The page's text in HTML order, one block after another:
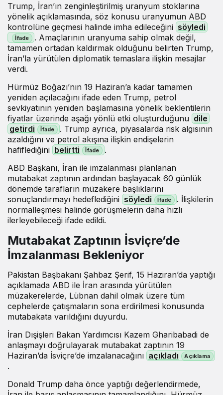
Trump, İran’ın zenginleştirilmiş uranyum stoklarına
yönelik açıklamasında, söz konusu uranyumun ABD
kontrolüne geçmesi halinde imha edileceğini söyledi
. Amaçlarının uranyuma sahip olmak değil,
tamamen ortadan kaldırmak olduğunu belirten Trump,
İran’la yürütülen diplomatik temaslara ilişkin mesajlar
verdi.
Hürmüz Boğazı’nın 19 Haziran’a kadar tamamen
yeniden açılacağını ifade eden Trump, petrol
sevkiyatının yeniden başlamasına yönelik beklentilerin
fiyatlar üzerinde aşağı yönlü etki oluşturduğunu dile
getirdi
. Trump ayrıca, piyasalarda risk algısının
azaldığını ve petrol akışına ilişkin endişelerin
hafiflediğini belirtti
.
ABD Başkanı, İran ile imzalanması planlanan
mutabakat zaptının ardından başlayacak 60 günlük
dönemde tarafların müzakere başlıklarını
sonuçlandırmayı hedeflediğini söyledi
. İlişkilerin
normalleşmesi halinde görüşmelerin daha hızlı
ilerleyebileceği ifade edildi.
Mutabakat Zaptının İsviçre’de
İmzalanması Bekleniyor
Pakistan Başbakanı Şahbaz Şerif, 15 Haziran’da yaptığı
açıklamada ABD ile İran arasında yürütülen
müzakerelerde, Lübnan dahil olmak üzere tüm
cephelerde çatışmaların sona erdirilmesi konusunda
mutabakata varıldığını duyurdu.
İran Dışişleri Bakan Yardımcısı Kazem Gharibabadi de
anlaşmayı doğrulayarak mutabakat zaptının 19
Haziran’da İsviçre’de imzalanacağını açıkladı
.
Donald Trump daha önce yaptığı değerlendirmede,